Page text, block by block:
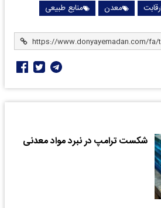
رقابت معدن منابع طبیعی
شکست ترامپ در نبرد مواد معدنی